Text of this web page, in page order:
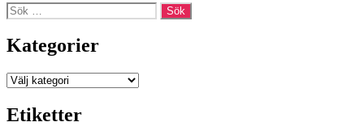
Sök
efter:
Kategorier
Kategorier
Etiketter